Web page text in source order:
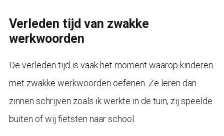
Verleden tijd van zwakke
werkwoorden
De verleden tijd is vaak het moment waarop kinderen
met zwakke werkwoorden oefenen. Ze leren dan
zinnen schrijven zoals ik werkte in de tuin, zij speelde
buiten of wij fietsten naar school.